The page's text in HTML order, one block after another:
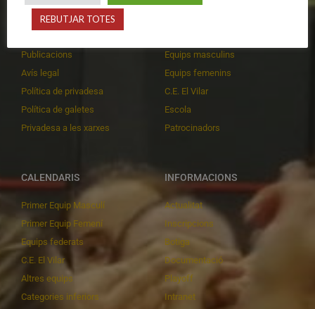
Història
Publicacions
Avís legal
Política de privadesa
Política de galetes
Privadesa a les xarxes
Equips masculins
Equips femenins
C.E. El Vilar
Escola
Patrocinadors
CALENDARIS
Primer Equip Masculí
Primer Equip Femení
Equips federats
C.E. El Vilar
Altres equips
Categories inferiors
INFORMACIONS
Actualitat
Inscripcions
Botiga
Documentació
Playoff
Intranet
REBUTJAR TOTES